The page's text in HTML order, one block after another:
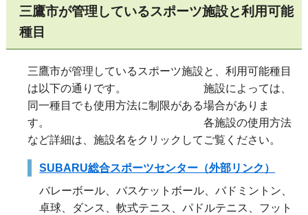
三鷹市が管理しているスポーツ施設と利用可能
種目
三鷹市が管理しているスポーツ施設と、利用可能種目
は以下の通りです。 施設によっては、
同一種目でも使用方法に制限がある場合がありま
す。 各施設の使用方法
など詳細は、施設名をクリックしてご覧ください。
SUBARU総合スポーツセンター（外部リンク）
バレーボール、バスケットボール、バドミントン、
卓球、ダンス、軟式テニス、パドルテニス、フット